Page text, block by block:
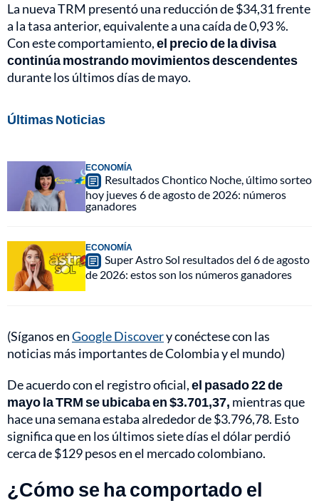
La nueva TRM presentó una reducción de $34,31 frente
a la tasa anterior, equivalente a una caída de 0,93 %.
Con este comportamiento,el precio de la divisa
continúa mostrando movimientos descendentes
durante los últimos días de mayo.
Últimas Noticias
ECONOMÍA
Resultados Chontico Noche, último sorteo
hoy jueves 6 de agosto de 2026: números
ganadores
ECONOMÍA
Super Astro Sol resultados del 6 de agosto
de 2026: estos son los números ganadores
(Síganos enGoogle Discovery conéctese con las
noticias más importantes de Colombia y el mundo)
De acuerdo con el registro oficial,el pasado 22 de
mayo la TRM se ubicaba en $3.701,37, mientras que
hace una semana estaba alrededor de $3.796,78. Esto
significa que en los últimos siete días el dólar perdió
cerca de $129 pesos en el mercado colombiano.
¿Cómo se ha comportado el